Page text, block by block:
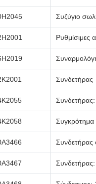
Συζύγιο
Ρυθμίσιμες
Συνδετήρας
Συγκρότημα
Συνδετήρας